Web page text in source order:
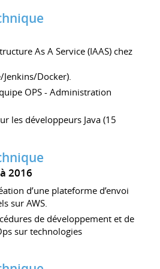
As A Service (IAAS) chez
Docker).
OPS - Administration
les développeurs Java (15
2016
d’une plateforme d’envoi
sur AWS.
de développement et de
sur technologies